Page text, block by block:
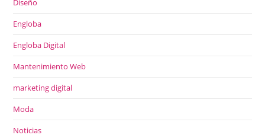
Diseño
Engloba
Engloba Digital
Mantenimiento Web
marketing digital
Moda
Noticias